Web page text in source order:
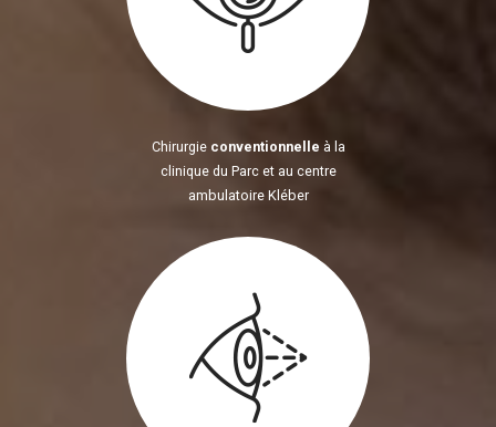
Chirurgie conventionnelle à la
clinique du Parc et au centre
ambulatoire Kléber